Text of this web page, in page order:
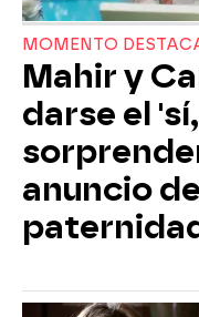
MOMENTO
Mahir y
darse el
anuncio